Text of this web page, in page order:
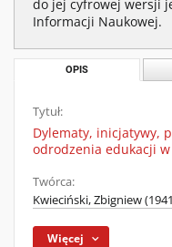
do jej cyfrowej wersji
Informacji Naukowej.
OPIS
Tytuł:
Dylematy, inicjatywy,
odrodzenia edukacji w
Twórca:
Kwieciński, Zbigniew
Więcej